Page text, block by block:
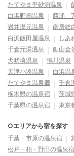
たてやま平砂浦温泉
白浜野嶋温泉
勝浦
岩井湯元温泉
南房総
白浜飯田屋温泉
しあ
千倉元湯温泉
鋸山金
犬吠埼温泉
鴨川温泉
天津小湊温泉
白浜温
たてやま温泉郷
千倉
栃木県の温泉宿
茨城
千葉県の温泉宿
東京
○エリアから宿を探す
千葉・市原の温泉宿
松戸・柏・野田の温泉宿